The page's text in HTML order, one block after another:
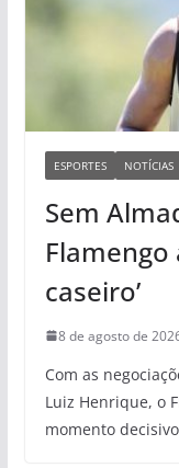
ESPORTES NOTÍCIAS
Sem
Flamengo
caseiro’
8 de agosto de
Com as
Luiz Henrique, o
momento